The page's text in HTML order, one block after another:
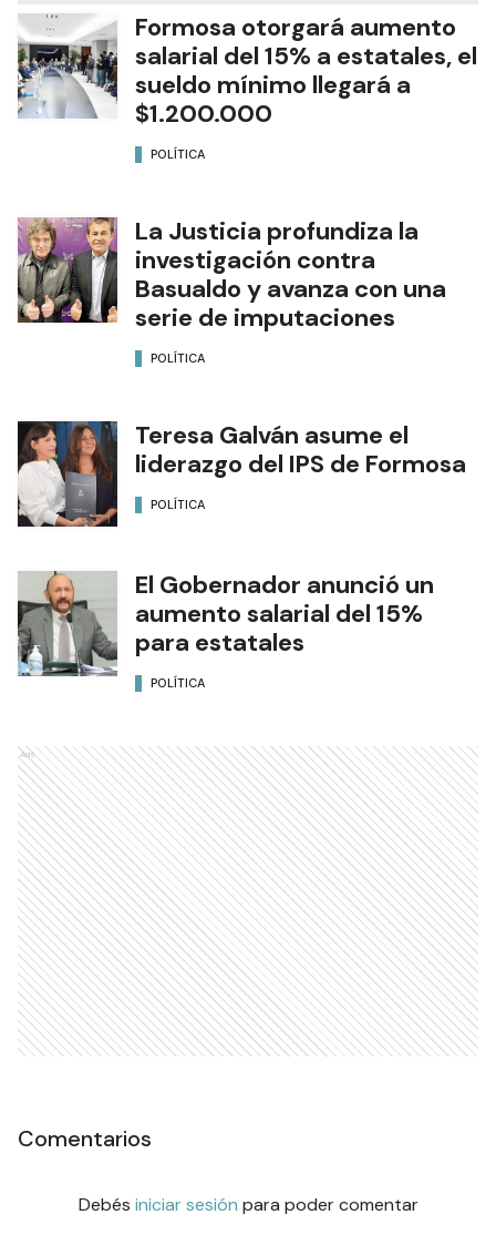
Formosa otorgará aumento
salarial del 15% a estatales, el
sueldo mínimo llegará a
$1.200.000
POLÍTICA
La Justicia profundiza la
investigación contra
Basualdo y avanza con una
serie de imputaciones
POLÍTICA
Teresa Galván asume el
liderazgo del IPS de Formosa
POLÍTICA
El Gobernador anunció un
aumento salarial del 15%
para estatales
POLÍTICA
Ads
Comentarios
Debés iniciar sesión para poder comentar